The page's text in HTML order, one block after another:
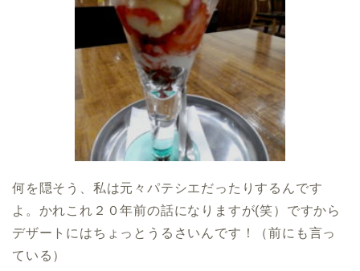
何を隠そう、私は元々パテシエだったりするんです
よ。かれこれ２０年前の話になりますが(笑）ですから
デザートにはちょっとうるさいんです！（前にも言っ
ている）